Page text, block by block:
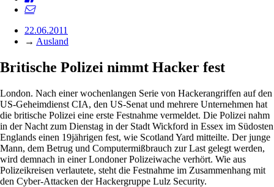
22.06.2011
→ Ausland
Britische Polizei nimmt Hacker fest
London. Nach einer wochenlangen Serie von Hackerangriffen auf den
US-Geheimdienst CIA, den US-Senat und mehrere Unternehmen hat
die britische Polizei eine erste Festnahme vermeldet. Die Polizei nahm
in der Nacht zum Dienstag in der Stadt Wickford in Essex im Südosten
Englands einen 19jährigen fest, wie Scotland Yard mitteilte. Der junge
Mann, dem Betrug und Computermißbrauch zur Last gelegt werden,
wird demnach in einer Londoner Polizeiwache verhört. Wie aus
Polizeikreisen verlautete, steht die Festnahme im Zusammenhang mit
den Cyber-Attacken der Hackergruppe Lulz Security.